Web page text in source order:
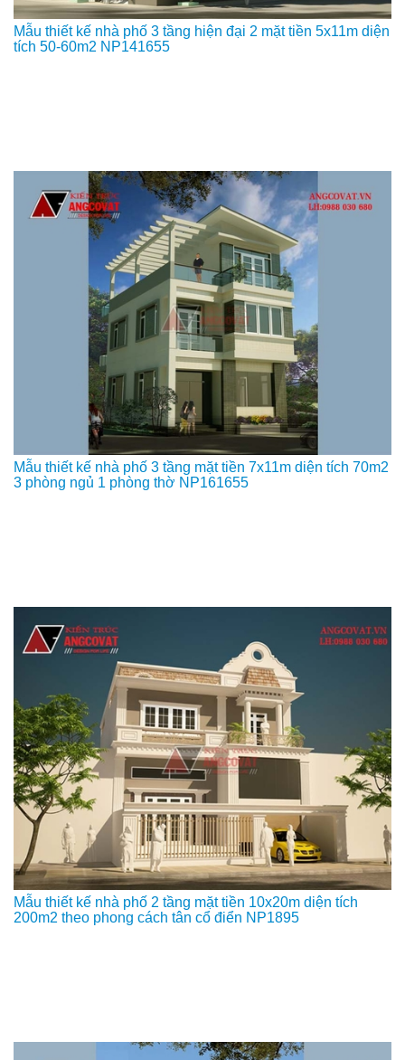
Mẫu thiết kế nhà phố 3 tầng hiện đại 2 mặt tiền 5x11m diện
tích 50-60m2 NP141655
Mẫu thiết kế nhà phố 3 tầng mặt tiền 7x11m diện tích 70m2
3 phòng ngủ 1 phòng thờ NP161655
Mẫu thiết kế nhà phố 2 tầng mặt tiền 10x20m diện tích
200m2 theo phong cách tân cổ điển NP1895